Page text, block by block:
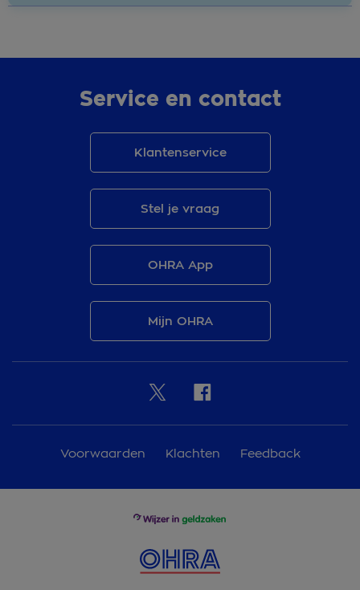
Service en contact
Klantenservice
Stel je vraag
OHRA App
Mijn OHRA
Voorwaarden Klachten Feedback